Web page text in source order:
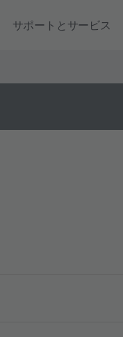
サポートとサービス